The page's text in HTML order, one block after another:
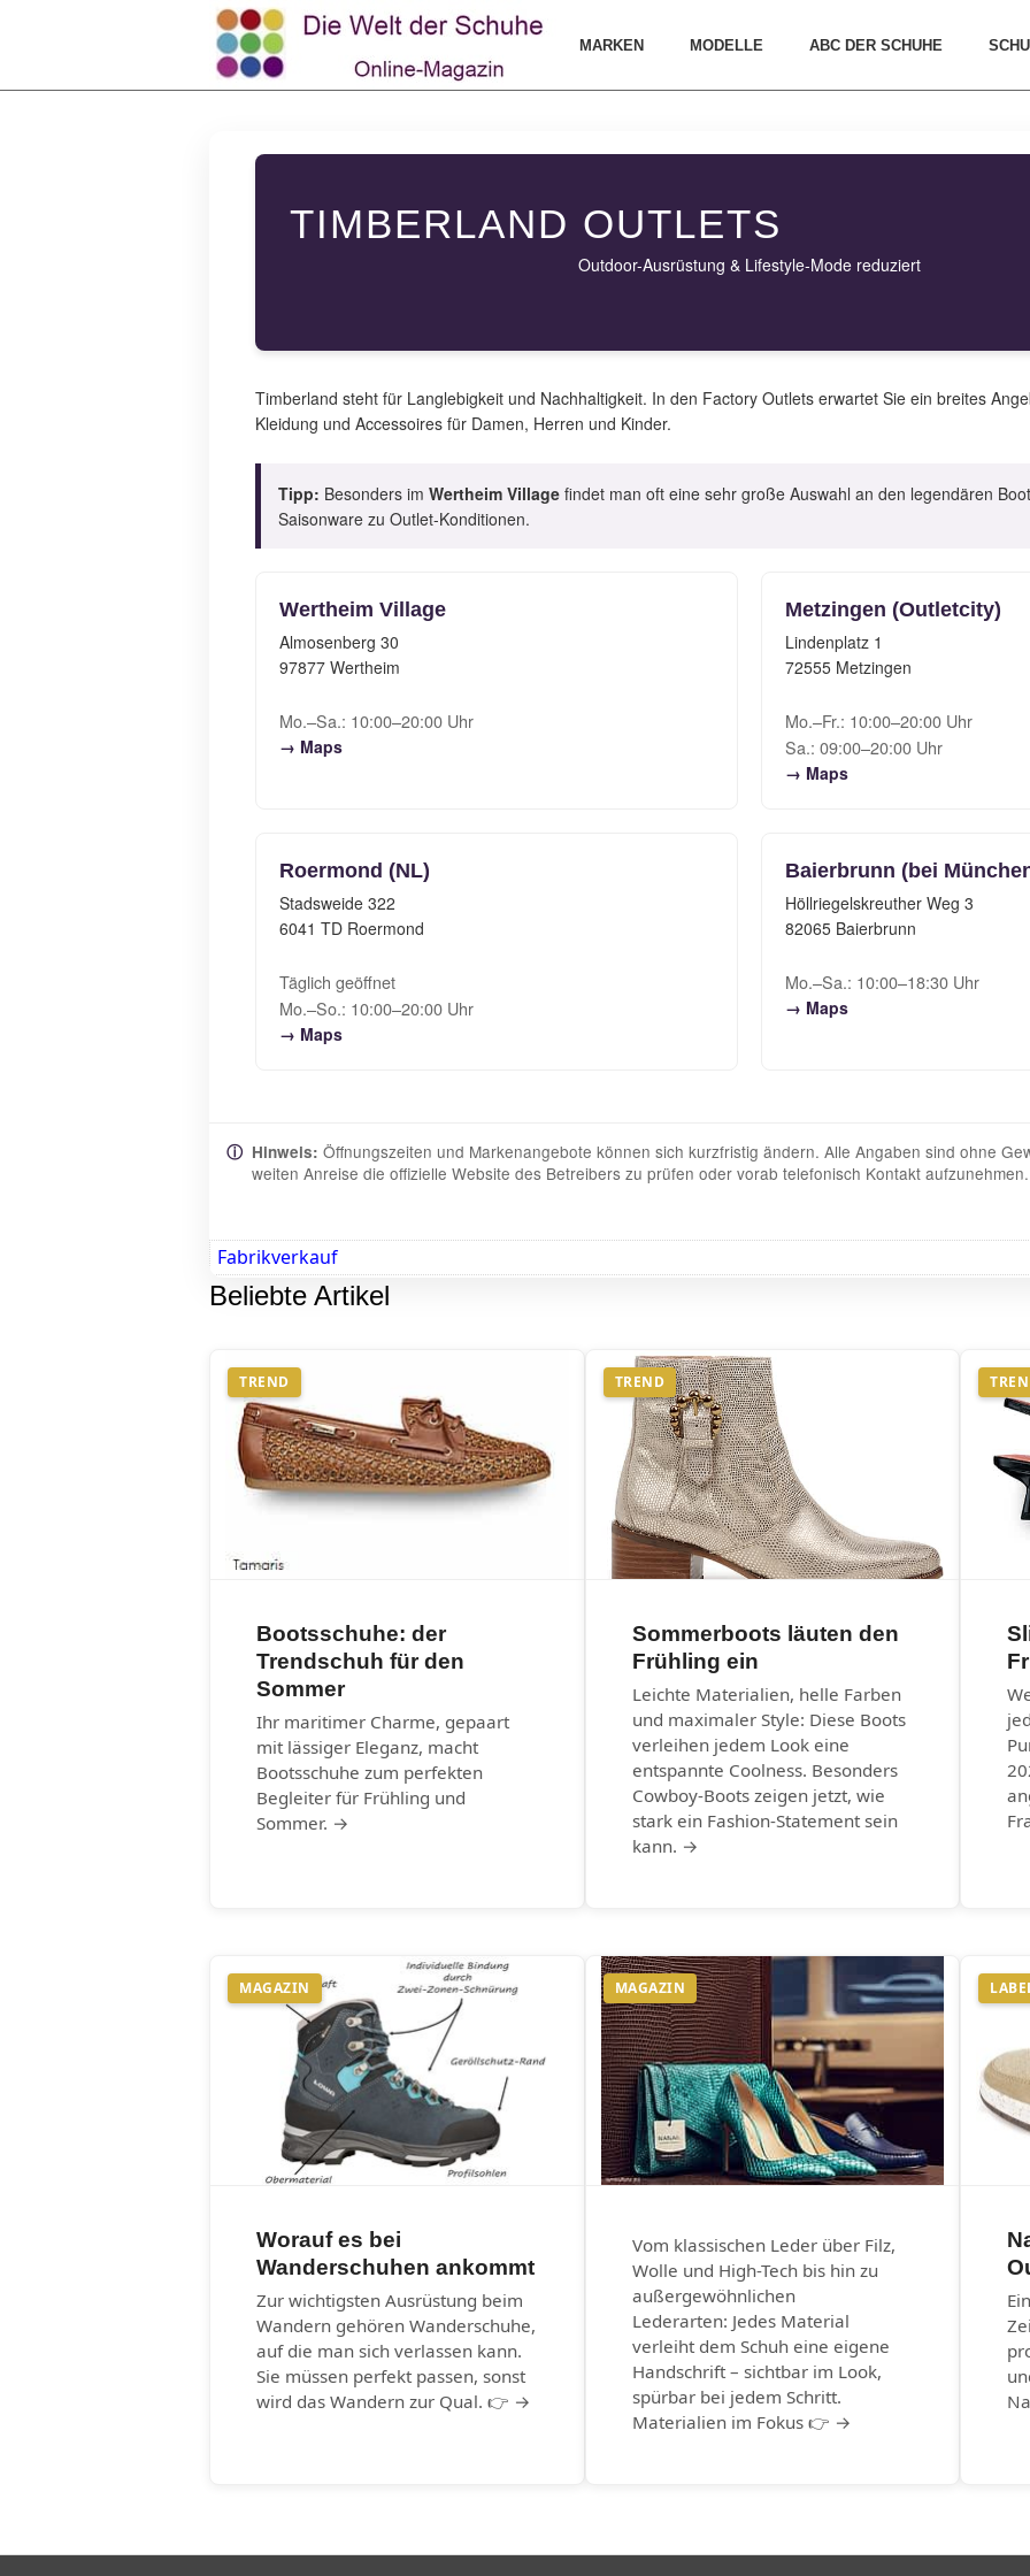
MARKEN MODELLE ABC DER SCHUHE
TIMBERLAND OUTLETS
Outdoor-Ausrüstung & Lifestyle-Mode reduziert
Timberland steht für Langlebigkeit und Nachhaltigkeit. In den Factory Outlets erwartet Sie ein breites
Kleidung und Accessoires für Damen, Herren und Kinder.
Tipp: Besonders imWertheim Village findet man oft eine sehr große Auswahl an den legendären
Saisonware zu Outlet-Konditionen.
Wertheim Village
Almosenberg 30
97877 Wertheim
Mo.–Sa.: 10:00–20:00 Uhr
→ Maps
Metzingen (Outletcity)
Lindenplatz 1
72555 Metzingen
Mo.–Fr.: 10:00–20:00 Uhr
Sa.: 09:00–20:00 Uhr
→ Maps
Roermond (NL)
Stadsweide 322
6041 TD Roermond
Täglich geöffnet
Mo.–So.: 10:00–20:00 Uhr
→ Maps
Baierbrunn (bei
Höllriegelskreuther Weg 3
82065 Baierbrunn
Mo.–Sa.: 10:00–18:30 Uhr
→ Maps
ⓘ Hinweis: Öffnungszeiten und Markenangebote können sich kurzfristig ändern. Alle Angaben sind ohne
weiten Anreise die offizielle Website des Betreibers zu prüfen oder vorab telefonisch Kontakt aufzunehmen.
Fabrikverkauf
Beliebte Artikel
TREND
Bootsschuhe: der
Trendschuh für den
Sommer
Ihr maritimer Charme, gepaart
mit lässiger Eleganz, macht
Bootsschuhe zum perfekten
Begleiter für Frühling und
Sommer. →
TREND
Sommerboots läuten den
Frühling ein
Leichte Materialien, helle Farben
und maximaler Style: Diese Boots
verleihen jedem Look eine
entspannte Coolness. Besonders
Cowboy-Boots zeigen jetzt, wie
stark ein Fashion-Statement sein
kann. →
MAGAZIN
Worauf es bei
Wanderschuhen ankommt
Zur wichtigsten Ausrüstung beim
Wandern gehören Wanderschuhe,
auf die man sich verlassen kann.
Sie müssen perfekt passen, sonst
wird das Wandern zur Qual. 👉 →
MAGAZIN
Vom klassischen Leder über Filz,
Wolle und High-Tech bis hin zu
außergewöhnlichen
Lederarten: Jedes Material
verleiht dem Schuh eine eigene
Handschrift – sichtbar im Look,
spürbar bei jedem Schritt.
Materialien im Fokus 👉 →